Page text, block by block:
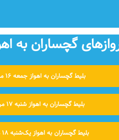
گچساران به
بلیط گچساران به اهواز جمعه ۱۶ مرداد
بلیط گچساران به اهواز شنبه ۱۷ مرداد
بلیط گچساران به اهواز یک‌شنبه ۱۸ مرداد